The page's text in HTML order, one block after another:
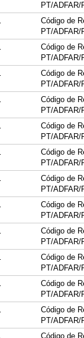
PT/ADFAR/
Código de
PT/ADFAR/
Código de
PT/ADFAR/
Código de
PT/ADFAR/
Código de
PT/ADFAR/
Código de
PT/ADFAR/
Código de
PT/ADFAR/
Código de
PT/ADFAR/
Código de
PT/ADFAR/
Código de
PT/ADFAR/
Código de
PT/ADFAR/
Código de
PT/ADFAR/
Código de
PT/ADFAR/
Código de